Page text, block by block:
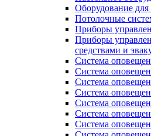
Оборудование для
Потолочные
Приборы
Приборы
средствами и
Система
Система
Система
Система
Система
Система
Система